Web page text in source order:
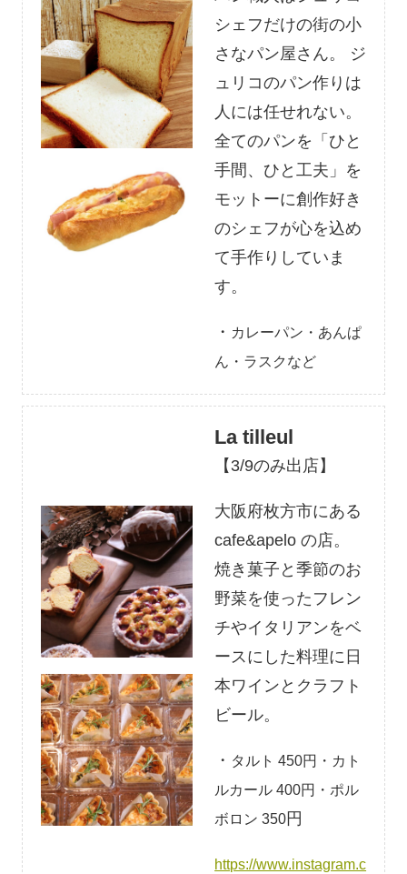
シェフだけの街の小
さなパン屋さん。 ジ
ュリコのパン作りは
人には任せれない。
全てのパンを「ひと
手間、ひと工夫」を
モットーに創作好き
のシェフが心を込め
て手作りしていま
す。
・ カレーパン・あんぱ
ん・ラスクなど
La tilleul
【3/9のみ出店】
大阪府枚方市にある
cafe&apelo の店。
焼き菓子と季節のお
野菜を使ったフレン
チやイタリアンをベ
ースにした料理に日
本ワインとクラフト
ビール。
・ タルト 450円・カト
ルカール 400円・ポル
ボロン 350円
https://www.instagram.c